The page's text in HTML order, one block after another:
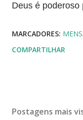
Deus é poderoso
MARCADORES:
COMPARTILHAR
Postagens mais